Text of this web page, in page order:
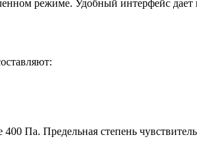
режиме. Удобный интерфейс
Па. Предельная степень